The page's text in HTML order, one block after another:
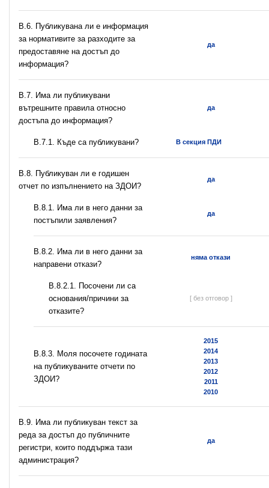
В.6. Публикувана ли е информация
за нормативите за разходите за
предоставяне на достъп до
информация?
да
В.7. Има ли публикувани
вътрешните правила относно
достъпа до информация?
да
В.7.1. Къде са публикувани? В секция ПДИ
В.8. Публикуван ли е годишен
отчет по изпълнението на ЗДОИ?
да
В.8.1. Има ли в него данни за
постъпили заявления?
да
В.8.2. Има ли в него данни за
направени откази?
няма откази
В.8.2.1. Посочени ли са
основания/причини за
отказите?
[ без отговор ]
В.8.3. Моля посочете годината
на публикуваните отчети по
ЗДОИ?
2015
2014
2013
2012
2011
2010
В.9. Има ли публикуван текст за
реда за достъп до публичните
регистри, които поддържа тази
администрация?
да